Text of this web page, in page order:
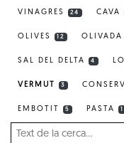
VINAGRES 24 CAVA
OLIVES 12 OLIVADA
SAL DEL DELTA 4
VERMUT 3
EMBOTIT 5 PASTA